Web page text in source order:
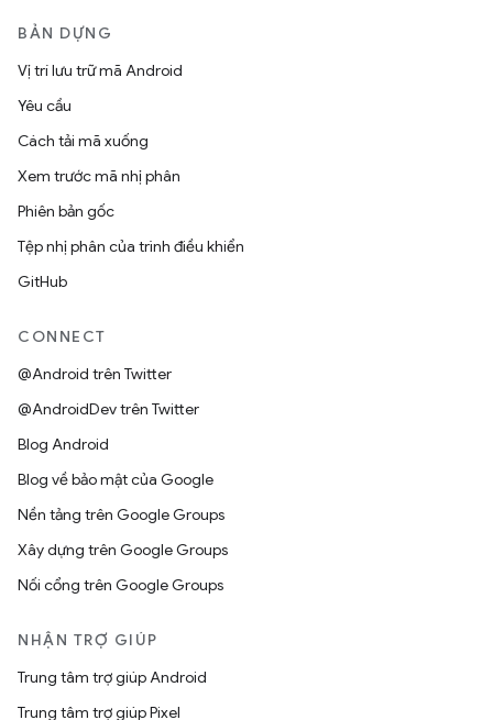
BẢN DỰNG
Vị trí lưu trữ mã Android
Yêu cầu
Cách tải mã xuống
Xem trước mã nhị phân
Phiên bản gốc
Tệp nhị phân của trình điều khiển
GitHub
CONNECT
@Android trên Twitter
@AndroidDev trên Twitter
Blog Android
Blog về bảo mật của Google
Nền tảng trên Google Groups
Xây dựng trên Google Groups
Nối cổng trên Google Groups
NHẬN TRỢ GIÚP
Trung tâm trợ giúp Android
Trung tâm trợ giúp Pixel